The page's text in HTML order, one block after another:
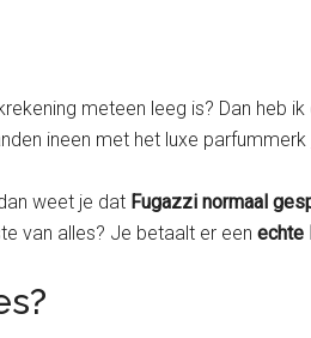
meteen leeg is? Dan
ineen met het luxe parfummerk
weet je dat Fugazzi normaal
van alles? Je betaalt er een echte